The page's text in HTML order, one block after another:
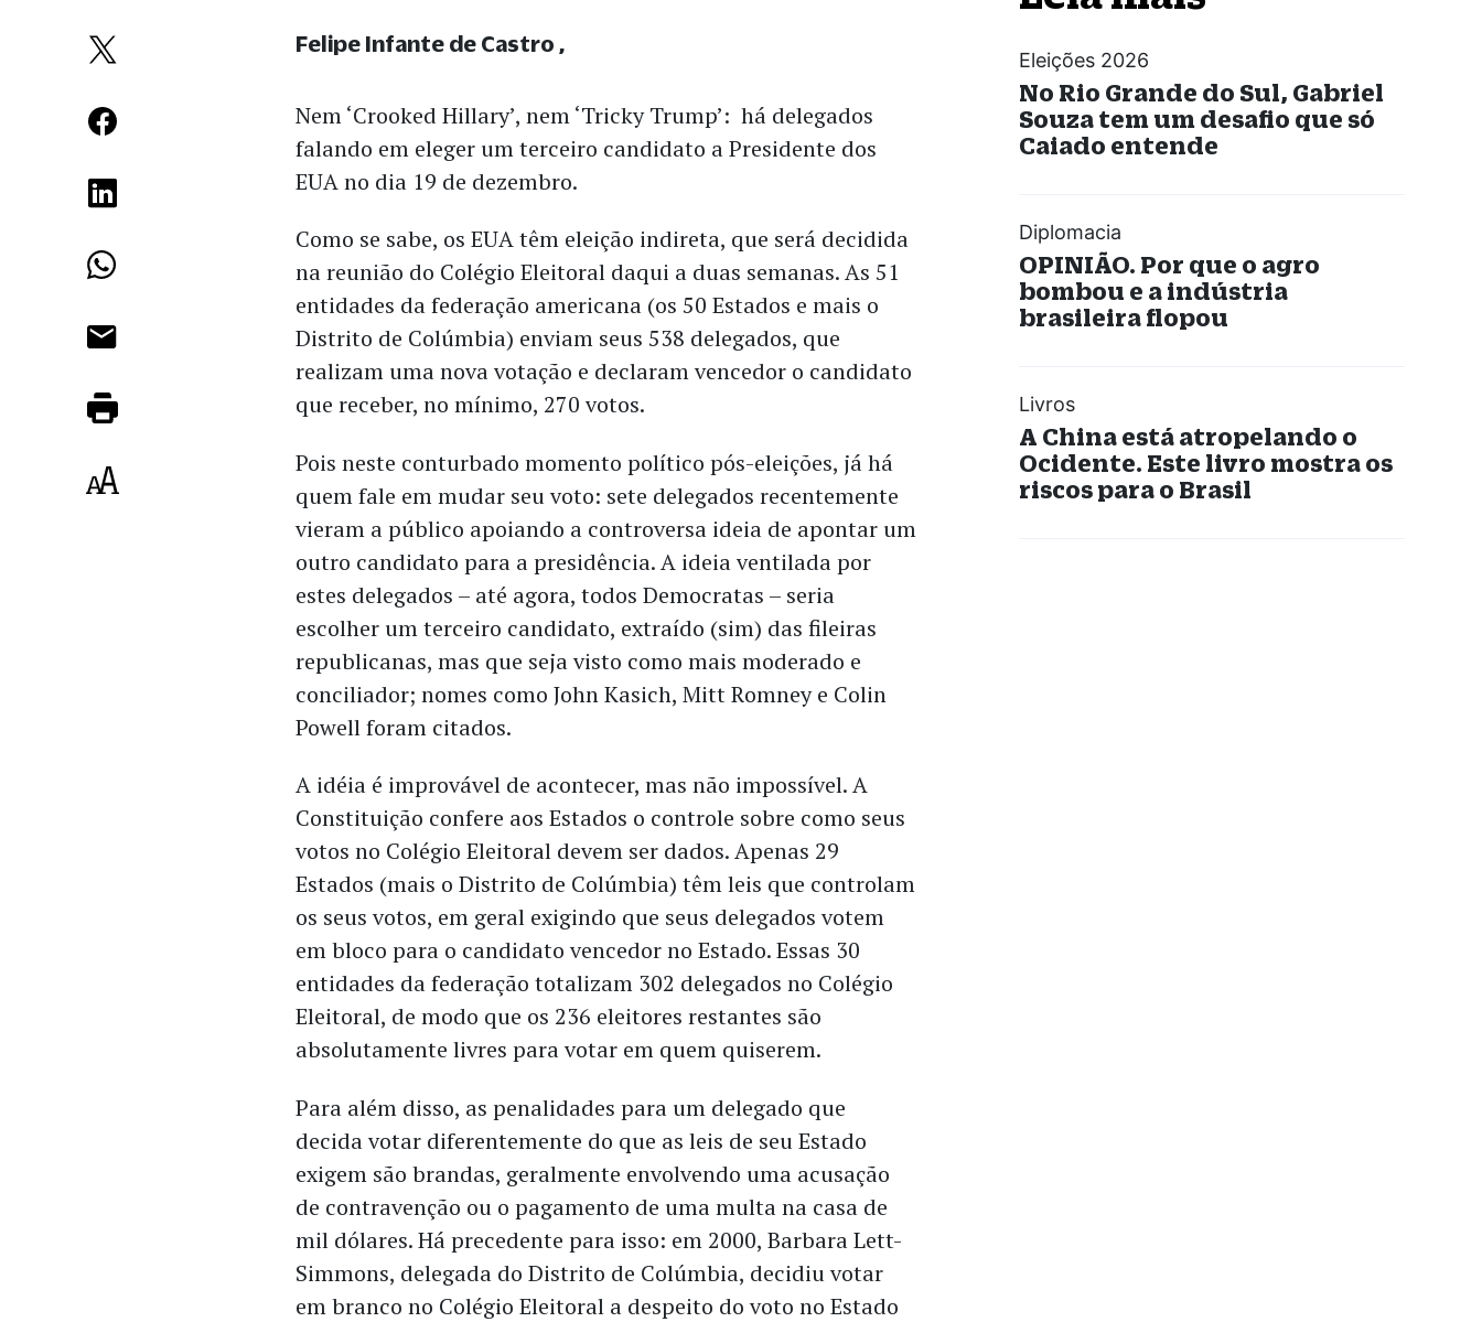
Nem ‘Crooked Hillary’, nem ‘Tricky Trump’: há delegados
falando em eleger um terceiro candidato a Presidente dos
EUA no dia 19 de dezembro.
Como se sabe, os EUA têm eleição indireta, que será decidida
na reunião do Colégio Eleitoral daqui a duas semanas. As 51
entidades da federação americana (os 50 Estados e mais o
Distrito de Colúmbia) enviam seus 538 delegados, que
realizam uma nova votação e declaram vencedor o candidato
que receber, no mínimo, 270 votos.
Pois neste conturbado momento político pós-eleições, já há
quem fale em mudar seu voto: sete delegados recentemente
vieram a público apoiando a controversa ideia de apontar um
outro candidato para a presidência. A ideia ventilada por
estes delegados – até agora, todos Democratas – seria
escolher um terceiro candidato, extraído (sim) das fileiras
republicanas, mas que seja visto como mais moderado e
conciliador; nomes como John Kasich, Mitt Romney e Colin
Powell foram citados.
A idéia é improvável de acontecer, mas não impossível. A
Constituição confere aos Estados o controle sobre como seus
votos no Colégio Eleitoral devem ser dados. Apenas 29
Estados (mais o Distrito de Colúmbia) têm leis que controlam
os seus votos, em geral exigindo que seus delegados votem
em bloco para o candidato vencedor no Estado. Essas 30
entidades da federação totalizam 302 delegados no Colégio
Eleitoral, de modo que os 236 eleitores restantes são
absolutamente livres para votar em quem quiserem.
Para além disso, as penalidades para um delegado que
decida votar diferentemente do que as leis de seu Estado
exigem são brandas, geralmente envolvendo uma acusação
de contravenção ou o pagamento de uma multa na casa de
mil dólares. Há precedente para isso: em 2000, Barbara Lett-
Simmons, delegada do Distrito de Colúmbia, decidiu votar
em branco no Colégio Eleitoral a despeito do voto no Estado
Felipe Infante de Castro
Eleições 2026
No Rio Grande do Sul, Gabriel
Souza tem um desafio que só
Caiado entende
Diplomacia
OPINIÃO. Por que o agro
bombou e a indústria
brasileira flopou
Livros
A China está atropelando o
Ocidente. Este livro mostra os
riscos para o Brasil